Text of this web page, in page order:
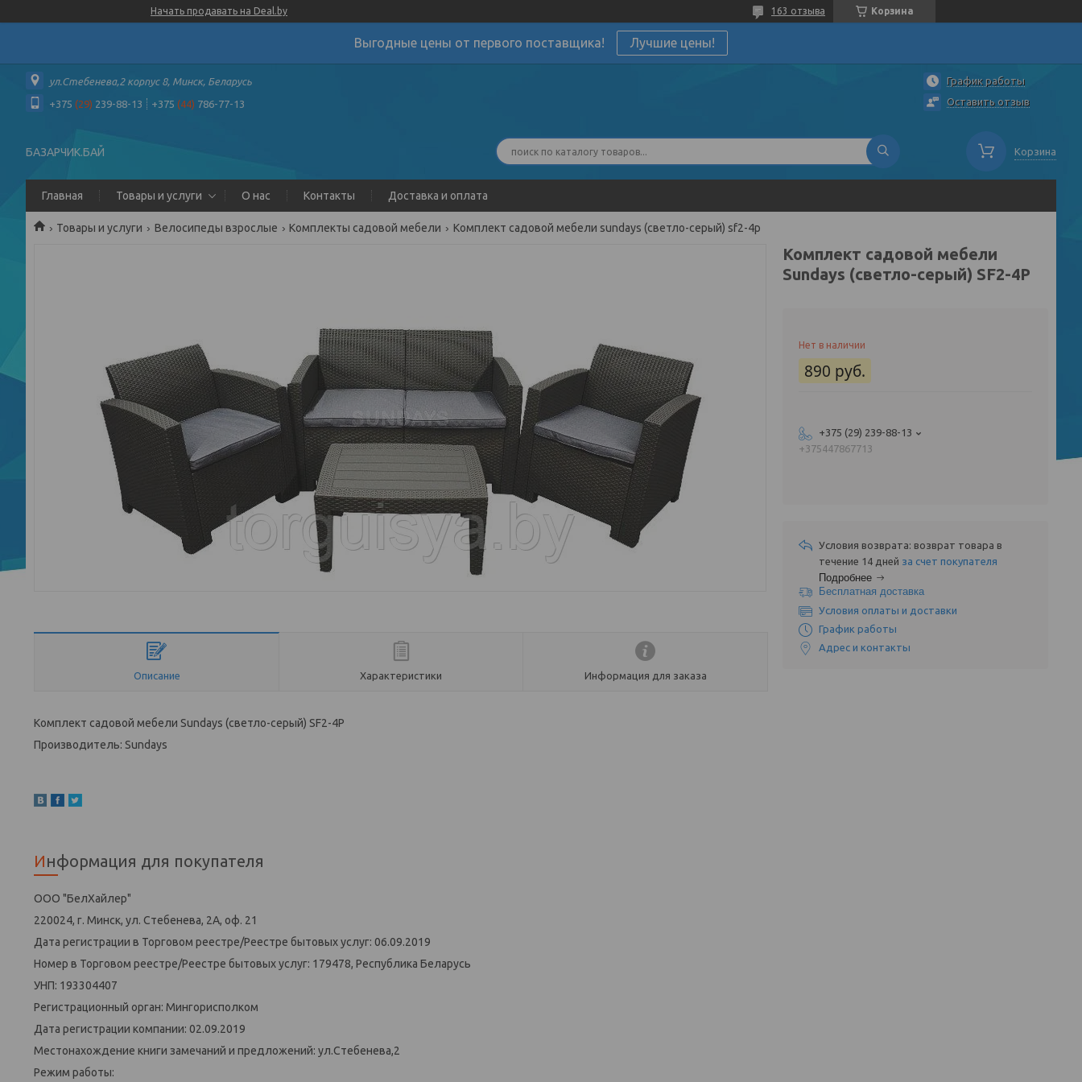
Начать продавать на Deal.by Корзина
163 отзыва
Выгодные цены от первого поставщика! Лучшие цены!
ул.Стебенева,2 корпус 8, Минск, Беларусь
+375 (29) 239-88-13 +375 (44) 786-77-13
График работы
Оставить отзыв
БАЗАРЧИК.БАЙ Корзина
Главная Товары и услуги О нас Контакты Доставка и оплата
Товары и услуги Велосипеды взрослые Комплекты садовой мебели Комплект садовой мебели sundays (светло-серый) sf2-4p
Описание Характеристики Информация для заказа
Комплект садовой мебели Sundays (светло-серый) SF2-4P
Производитель: Sundays
Информация для покупателя
ООО "БелХайлер"
220024, г. Минск, ул. Стебенева, 2А, оф. 21
Дата регистрации в Торговом реестре/Реестре бытовых услуг: 06.09.2019
Номер в Торговом реестре/Реестре бытовых услуг: 179478, Республика Беларусь
УНП: 193304407
Регистрационный орган: Мингорисполком
Дата регистрации компании: 02.09.2019
Местонахождение книги замечаний и предложений: ул.Стебенева,2
Режим работы:
Комплект садовой мебели
Sundays (светло-серый) SF2-4P
Нет в наличии
890 руб.
+375 (29) 239-88-13
+375447867713
возврат товара в
течение 14 дней за счет покупателя
Подробнее
Бесплатная доставка
Условия оплаты и доставки
График работы
Адрес и контакты